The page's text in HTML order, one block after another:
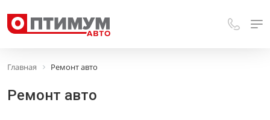
Главная Ремонт авто
Ремонт авто